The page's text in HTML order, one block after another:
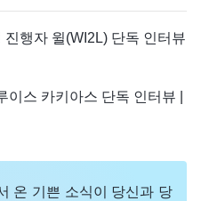
행자 윌(WI2L) 단독 인터뷰
스 카키아스 단독 인터뷰 |
온 기쁜 소식이 당신과 당